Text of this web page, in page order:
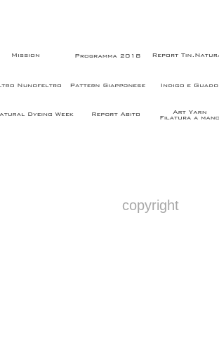
copyright